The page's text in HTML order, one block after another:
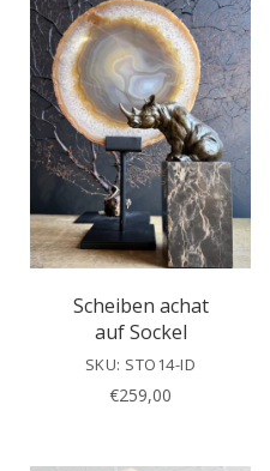
Scheiben achat
auf Sockel
SKU: STO14-ID
€259,00